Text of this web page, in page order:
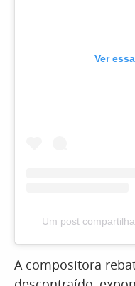
Ver
Um post
A compositora